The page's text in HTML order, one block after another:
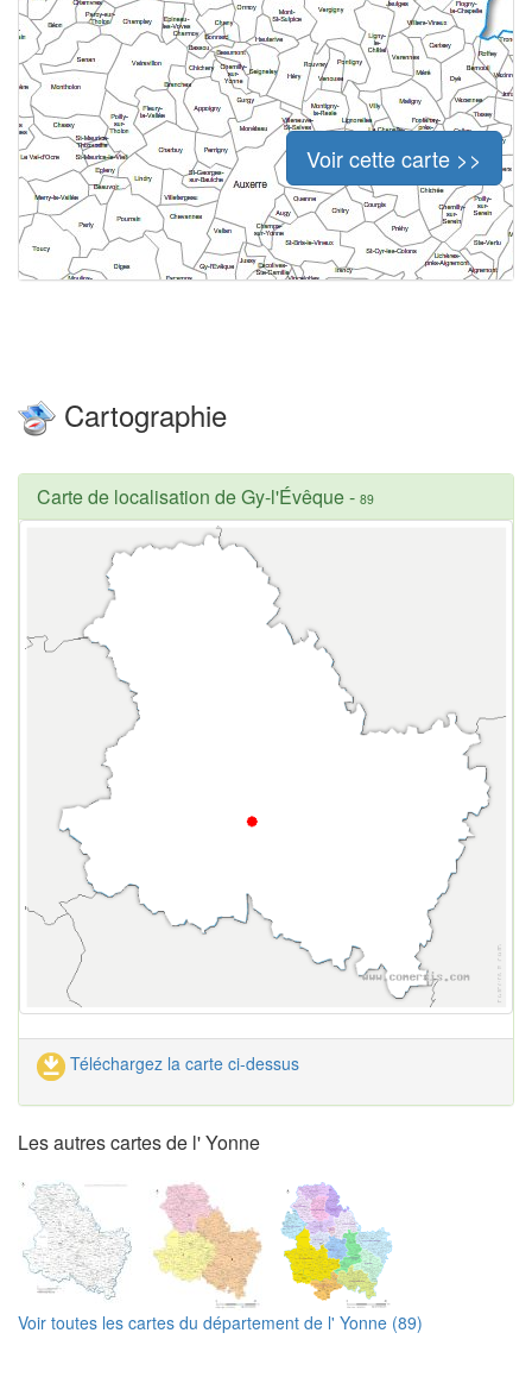
Voir cette carte >>
Cartographie
Carte de localisation de Gy-l'Évêque- 89
Téléchargez la carte ci-dessus
Les autres cartes de l' Yonne
Voir toutes les cartes du département de l' Yonne (89)